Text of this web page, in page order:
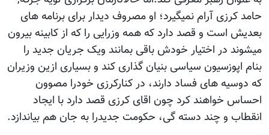
حامد کرزی آرام نمیگیرد؛ او مصروف دیدار برای برنامه های
بعدیش است و قصد دارد که همه وزرایی را که از کابینه بیرون
میشوند در اختیار خودش باقی بمانند ویک جریان جدید را
بنام اپوزسیون سیاسی بنیان گذاری کند و بسیاری ازین وزیران
که دوسیه های فساد دارند، در کنارکرزی خودرا مصوون
احساس خواهند کرد چون اقای کرزی قصد دارد با ایجاد
انقطاب و چند دسته گی، حکومت جدیدرا به جان هم بیاندازد.